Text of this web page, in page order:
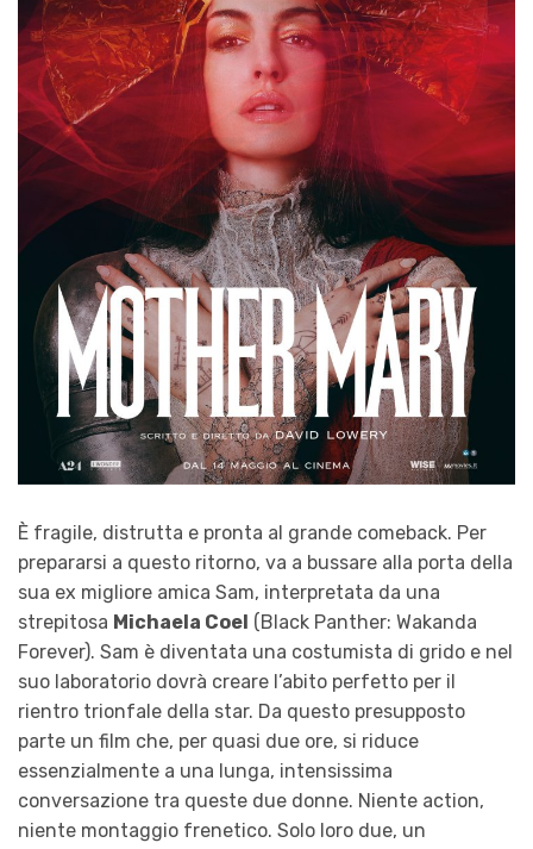
È fragile, distrutta e pronta al grande comeback. Per
prepararsi a questo ritorno, va a bussare alla porta della
sua ex migliore amica Sam, interpretata da una
strepitosa Michaela Coel (Black Panther: Wakanda
Forever). Sam è diventata una costumista di grido e nel
suo laboratorio dovrà creare l’abito perfetto per il
rientro trionfale della star. Da questo presupposto
parte un film che, per quasi due ore, si riduce
essenzialmente a una lunga, intensissima
conversazione tra queste due donne. Niente action,
niente montaggio frenetico. Solo loro due, un